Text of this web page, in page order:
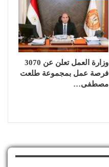
وزارة العمل تعلن عن 3070
فرصة عمل بمجموعة طلعت
مصطفى…